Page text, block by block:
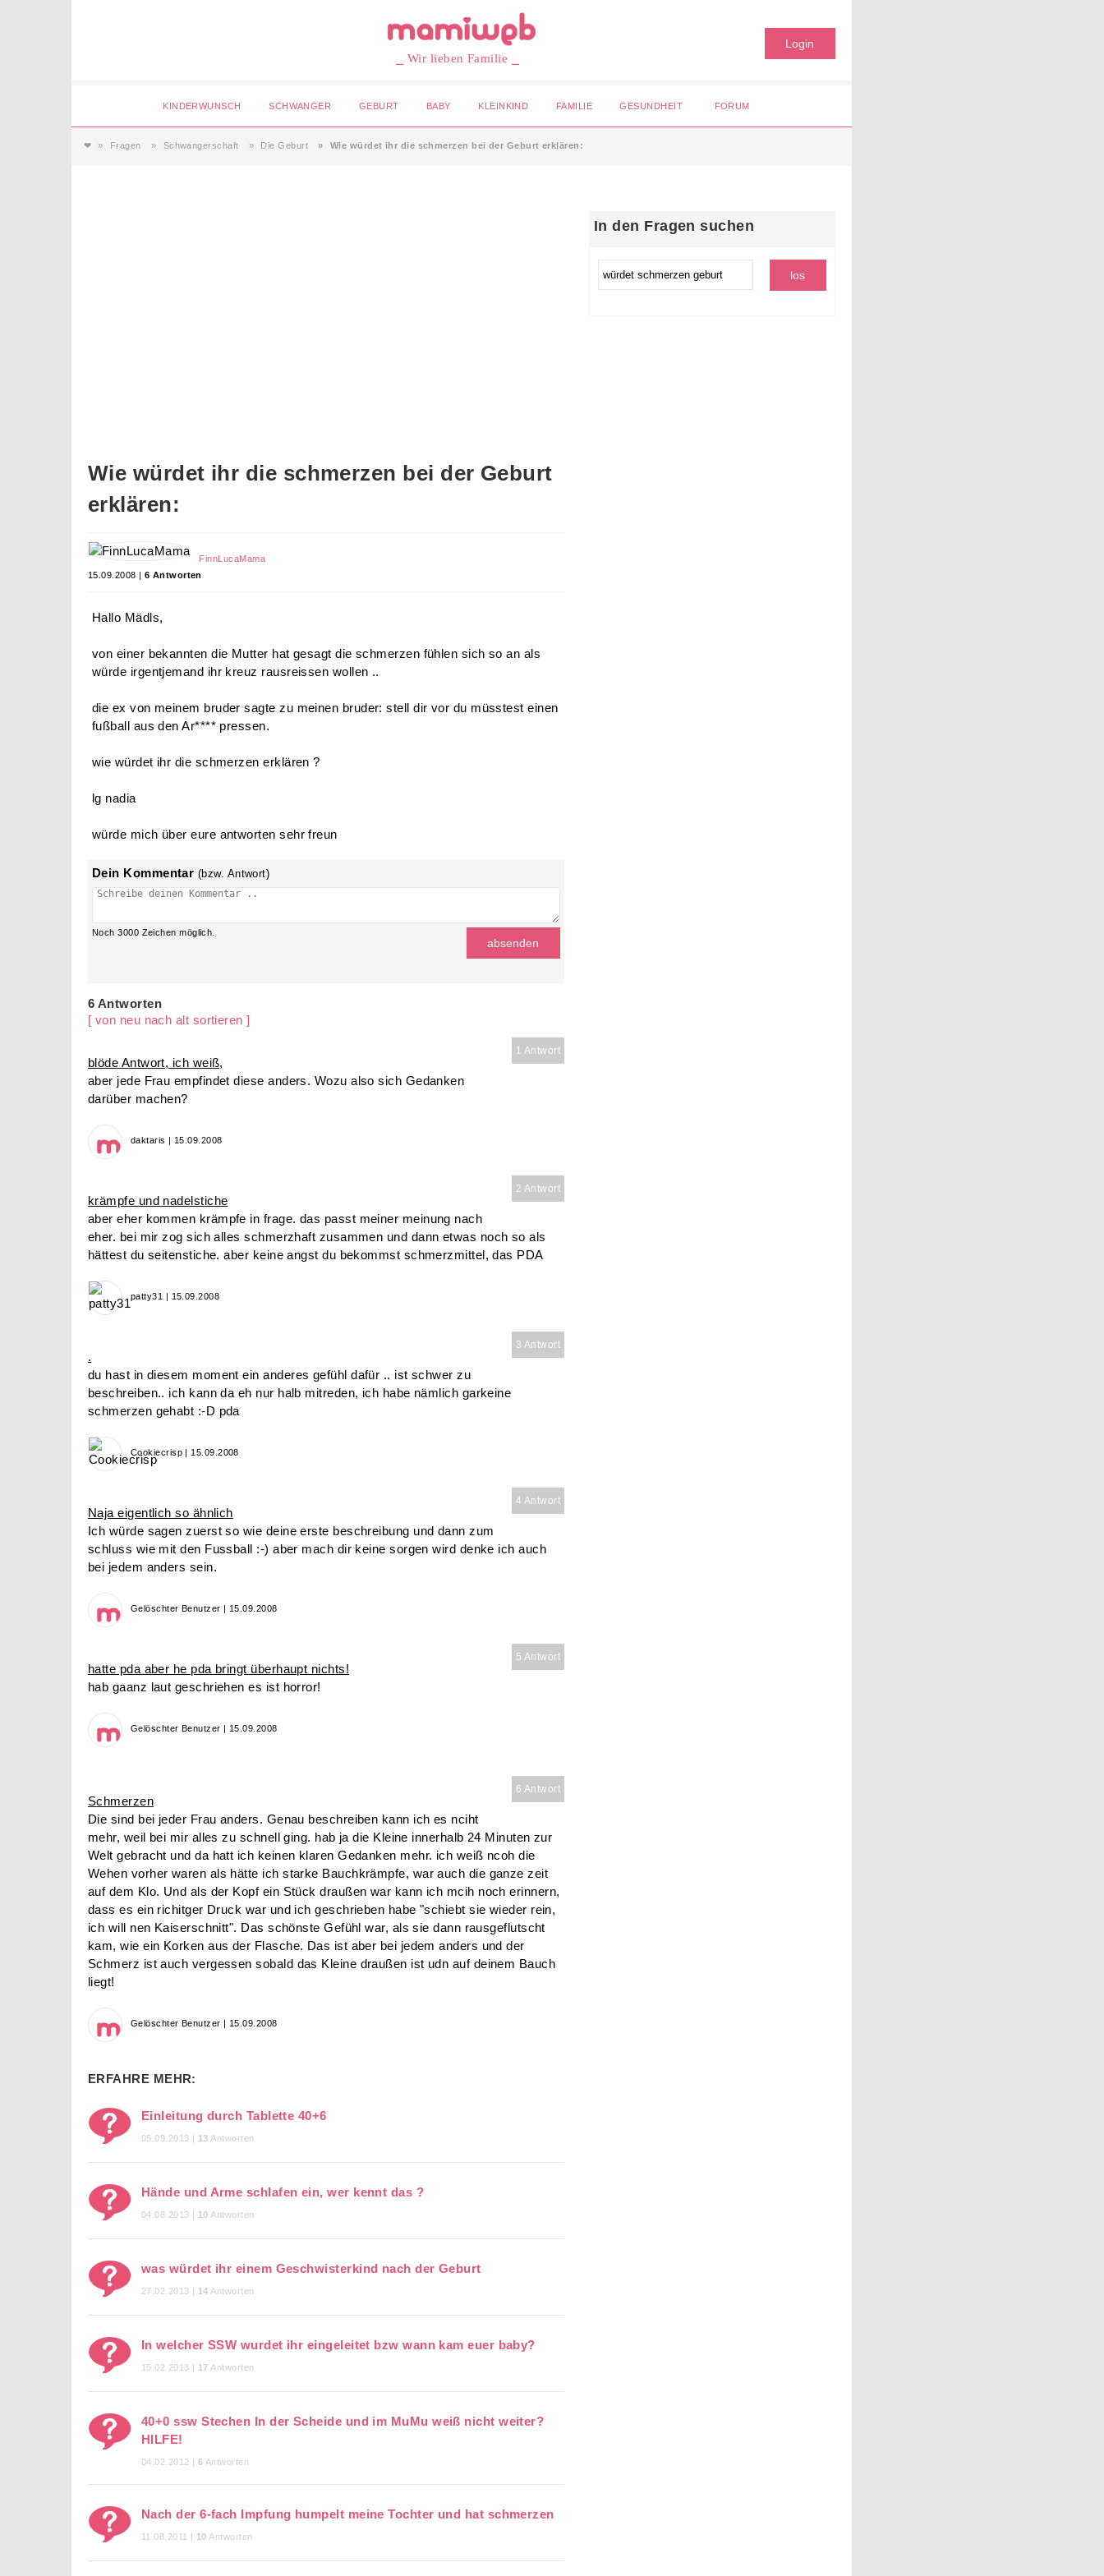
⎯ Wir lieben Familie ⎯
Login
KINDERWUNSCH SCHWANGER GEBURT BABY KLEINKIND FAMILIE GESUNDHEIT FORUM
❤ Fragen Schwangerschaft Die Geburt Wie würdet ihr die schmerzen bei der Geburt erklären:
Wie würdet ihr die schmerzen bei der Geburt
erklären:
FinnLucaMama
15.09.2008 | 6 Antworten
Hallo Mädls,
von einer bekannten die Mutter hat gesagt die schmerzen fühlen sich so an als
würde irgentjemand ihr kreuz rausreissen wollen ..
die ex von meinem bruder sagte zu meinen bruder: stell dir vor du müsstest einen
fußball aus den Ar**** pressen.
wie würdet ihr die schmerzen erklären ?
lg nadia
würde mich über eure antworten sehr freun
Dein Kommentar (bzw. Antwort)
Noch3000 Zeichen möglich.
6 Antworten
[ von neu nach alt sortieren ]
1 Antwort
blöde Antwort, ich weiß,
aber jede Frau empfindet diese anders. Wozu also sich Gedanken
darüber machen?
daktaris | 15.09.2008
2 Antwort
krämpfe und nadelstiche
aber eher kommen krämpfe in frage. das passt meiner meinung nach
eher. bei mir zog sich alles schmerzhaft zusammen und dann etwas noch so als
hättest du seitenstiche. aber keine angst du bekommst schmerzmittel, das PDA
patty31 | 15.09.2008
3 Antwort
.
du hast in diesem moment ein anderes gefühl dafür .. ist schwer zu
beschreiben.. ich kann da eh nur halb mitreden, ich habe nämlich garkeine
schmerzen gehabt :-D pda
Cookiecrisp | 15.09.2008
4 Antwort
Naja eigentlich so ähnlich
Ich würde sagen zuerst so wie deine erste beschreibung und dann zum
schluss wie mit den Fussball :-) aber mach dir keine sorgen wird denke ich auch
bei jedem anders sein.
Gelöschter Benutzer | 15.09.2008
5 Antwort
hatte pda aber he pda bringt überhaupt nichts!
hab gaanz laut geschriehen es ist horror!
Gelöschter Benutzer | 15.09.2008
6 Antwort
Schmerzen
Die sind bei jeder Frau anders. Genau beschreiben kann ich es nciht
mehr, weil bei mir alles zu schnell ging. hab ja die Kleine innerhalb 24 Minuten zur
Welt gebracht und da hatt ich keinen klaren Gedanken mehr. ich weiß ncoh die
Wehen vorher waren als hätte ich starke Bauchkrämpfe, war auch die ganze zeit
auf dem Klo. Und als der Kopf ein Stück draußen war kann ich mcih noch erinnern,
dass es ein richitger Druck war und ich geschrieben habe "schiebt sie wieder rein,
ich will nen Kaiserschnitt". Das schönste Gefühl war, als sie dann rausgeflutscht
kam, wie ein Korken aus der Flasche. Das ist aber bei jedem anders und der
Schmerz ist auch vergessen sobald das Kleine draußen ist udn auf deinem Bauch
liegt!
Gelöschter Benutzer | 15.09.2008
ERFAHRE MEHR:
Einleitung durch Tablette 40+6
05.09.2013 | 13 Antworten
Hände und Arme schlafen ein, wer kennt das ?
04.08.2013 | 10 Antworten
was würdet ihr einem Geschwisterkind nach der Geburt
27.02.2013 | 14 Antworten
In welcher SSW wurdet ihr eingeleitet bzw wann kam euer baby?
15.02.2013 | 17 Antworten
40+0 ssw Stechen In der Scheide und im MuMu weiß nicht weiter?
HILFE!
04.02.2012 | 6 Antworten
Nach der 6-fach Impfung humpelt meine Tochter und hat schmerzen
11.08.2011 | 10 Antworten
In den Fragen suchen